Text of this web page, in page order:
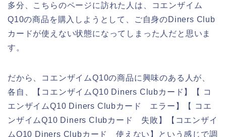
多分、こちらのページに訪れた人は、コエンザイム
Q10の商品を購入しようとして、ご自身のDiners Club
カードが使えない状態になってしまった人だと思いま
す。
だから、コエンザイムQ10の商品に興味のある人が、
各自、【コエンザイムQ10 Diners Clubカード】【 コ
エンザイムQ10 Diners Clubカード エラー】【 コエ
ンザイムQ10 Diners Clubカード 失敗】【コエンザイ
ムQ10 Diners Clubカード 使えない】という感じで調